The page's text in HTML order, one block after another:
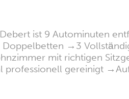
ist 9 Autominuten
→3
mit richtigen
gereinigt